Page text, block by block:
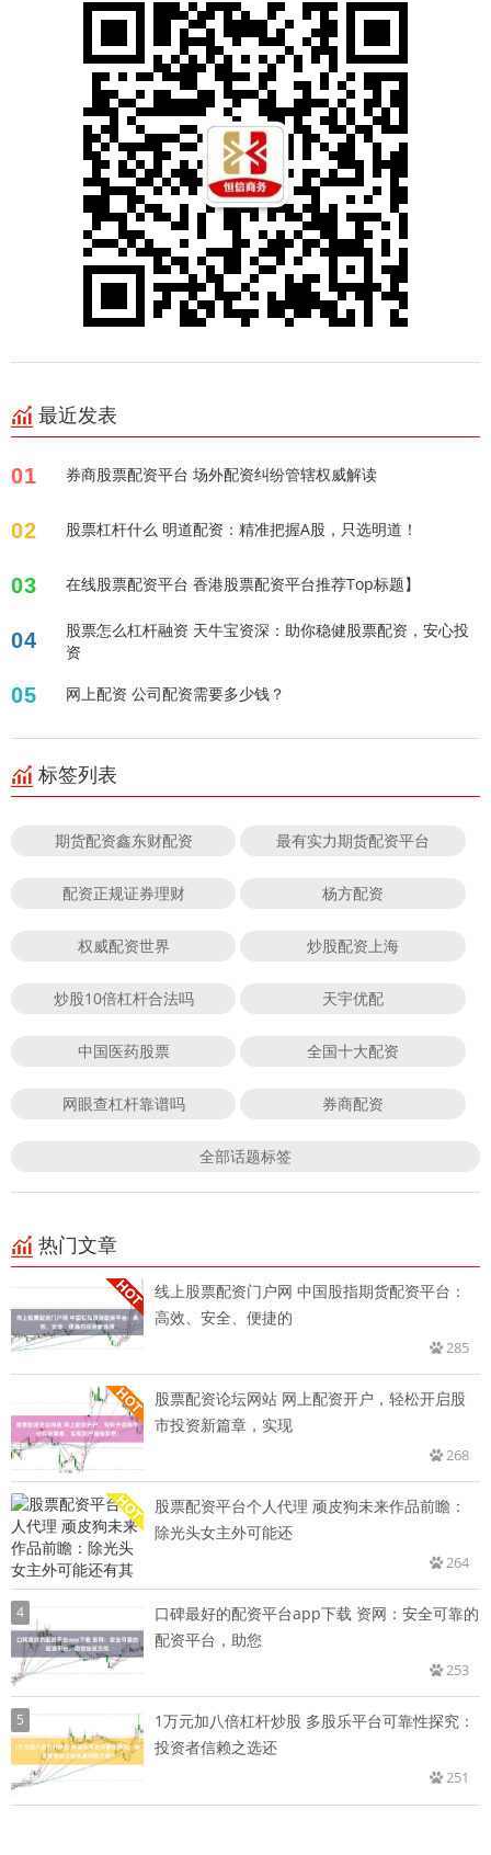
最近发表
01 券商股票配资平台 场外配资纠纷管辖权威解读
02 股票杠杆什么 明道配资：精准把握A股，只选明道！
03 在线股票配资平台 香港股票配资平台推荐Top标题】
04
股票怎么杠杆融资 天牛宝资深：助你稳健股票配资，安心投
资
05 网上配资 公司配资需要多少钱？
标签列表
期货配资鑫东财配资 最有实力期货配资平台
配资正规证券理财 杨方配资
权威配资世界 炒股配资上海
炒股10倍杠杆合法吗 天宇优配
中国医药股票 全国十大配资
网眼查杠杆靠谱吗 券商配资
全部话题标签
热门文章
线上股票配资门户网 中国股指期货配资平台：
高效、安全、便捷的
285
股票配资论坛网站 网上配资开户，轻松开启股
市投资新篇章，实现
268
股票配资平台个人代理 顽皮狗未来作品前瞻：
除光头女主外可能还
264
4
口碑最好的配资平台app下载 资网：安全可靠的
配资平台，助您
253
5
1万元加八倍杠杆炒股 多股乐平台可靠性探究：
投资者信赖之选还
251